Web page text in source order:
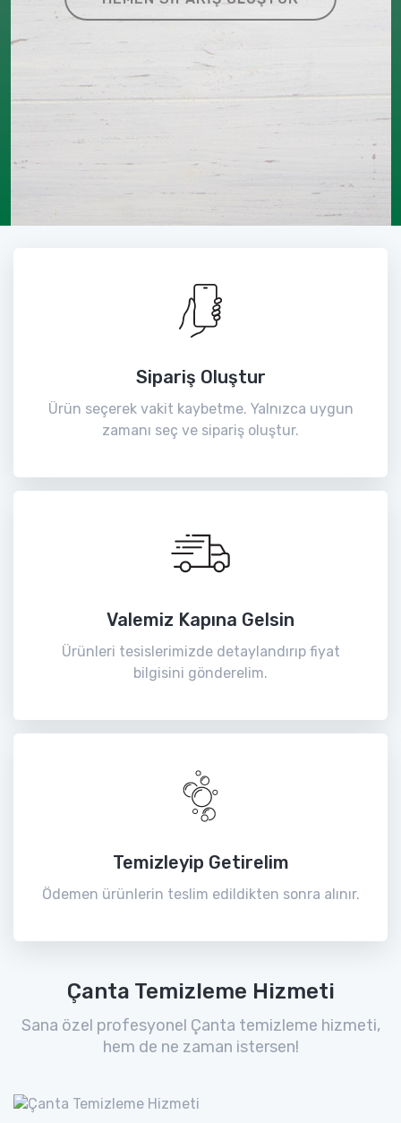
Sipariş Oluştur
Ürün seçerek vakit kaybetme. Yalnızca uygun
zamanı seç ve sipariş oluştur.
Valemiz Kapına Gelsin
Ürünleri tesislerimizde detaylandırıp fiyat
bilgisini gönderelim.
Temizleyip Getirelim
Ödemen ürünlerin teslim edildikten sonra alınır.
Çanta Temizleme Hizmeti
Sana özel profesyonel Çanta temizleme hizmeti,
hem de ne zaman istersen!